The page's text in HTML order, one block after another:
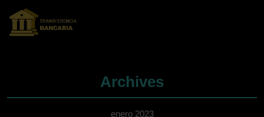
Archives
enero 2023